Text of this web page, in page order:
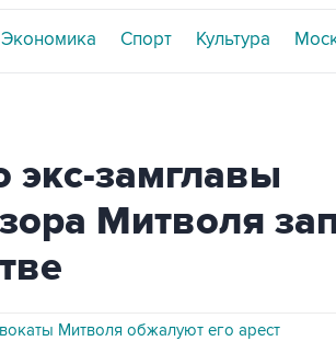
Экономика Спорт Культура
экс-замглавы
Митволя
Митволя обжалуют его арест